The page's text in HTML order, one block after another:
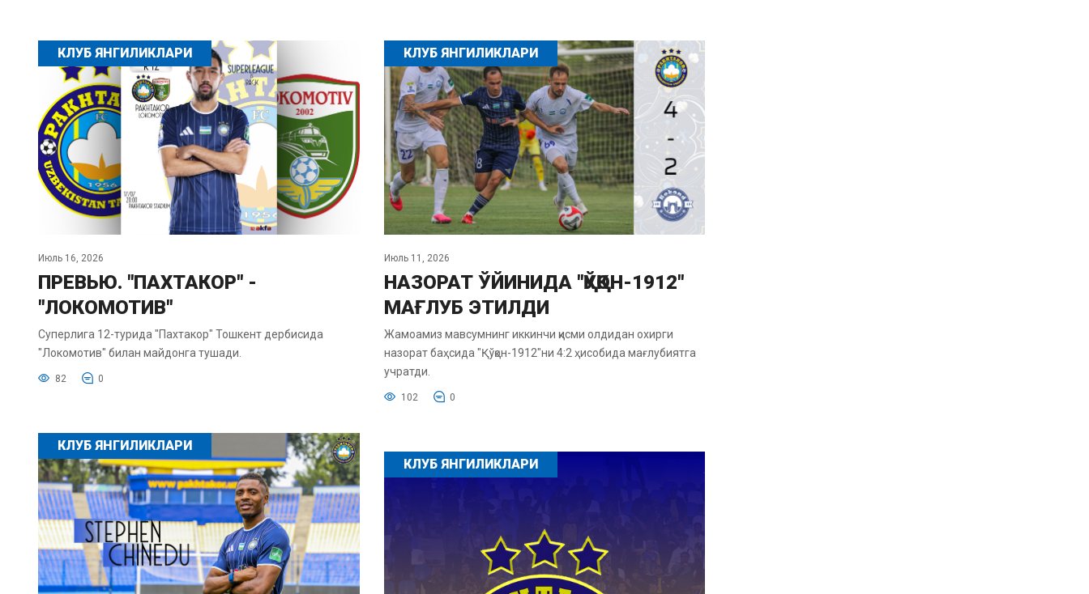
КЛУБ ЯНГИЛИКЛАРИ
Июль 16, 2026
ПРЕВЬЮ. "ПАХТАКОР" -
"ЛОКОМОТИВ"
Суперлига 12-турида "Пахтакор" Тошкент дербисида
"Локомотив" билан майдонга тушади.
82 0
КЛУБ ЯНГИЛИКЛАРИ
Июль 11, 2026
НАЗОРАТ ЎЙИНИДА "ҚЎҚОН-1912"
МАҒЛУБ ЭТИЛДИ
Жамоамиз мавсумнинг иккинчи қисми олдидан охирги
назорат баҳсида "Қўқон-1912"ни 4:2 ҳисобида мағлубиятга
учратди.
102 0
КЛУБ ЯНГИЛИКЛАРИ
КЛУБ ЯНГИЛИКЛАРИ